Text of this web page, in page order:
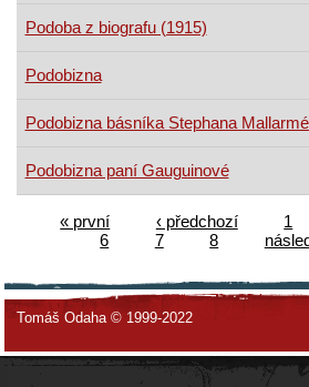
Podoba z biografu (1915)
Podobizna
Podobizna básníka Stephana
Podobizna paní Gauguinové
« první ‹ předchozí 1
6
7 8
Tomáš Odaha © 1999-2022